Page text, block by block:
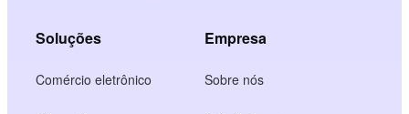
Soluções
Comércio eletrônico
Empresa
Sobre nós